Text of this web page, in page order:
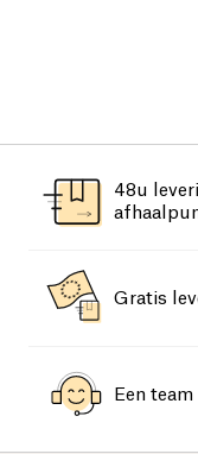
48u
Gratis
Een